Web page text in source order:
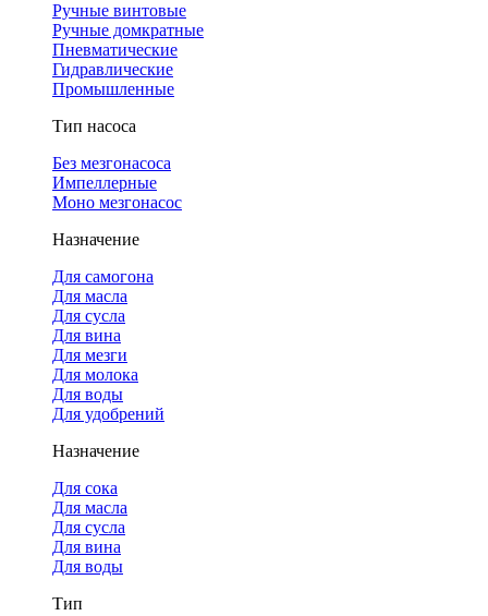
Ручные винтовые
Ручные домкратные
Пневматические
Гидравлические
Промышленные
Тип насоса
Без мезгонасоса
Импеллерные
Моно мезгонасос
Назначение
Для самогона
Для масла
Для сусла
Для вина
Для мезги
Для молока
Для воды
Для удобрений
Назначение
Для сока
Для масла
Для сусла
Для вина
Для воды
Тип